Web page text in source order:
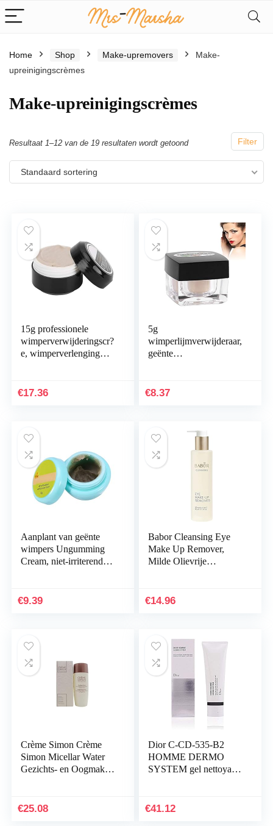
Home Shop Make-upremovers
Make-
upreinigingscrèmes
Make-upreinigingscrèmes
Filter
Resultaat 1–12 van de 19 resultaten wordt getoond
Standaard sortering
15g professionele
wimperverwijderingscr?
e, wimperverlenging
wimperlijmverwijderaar
€17.36
5g
wimperlijmverwijderaar,
geënte
€8.37
Aanplant van geënte
wimpers Ungumming
Cream, niet-irriterende
Degumming Agent, 5 g
€9.39
Babor Cleansing Eye
Make Up Remover,
Milde Olievrije
Grondig, Vrij Van
€14.96
Crème Simon Crème
Simon Micellar Water
Gezichts- en Oogmake-
€25.08
Dior C-CD-535-B2
HOMME DERMO
SYSTEM gel nettoyant
€41.12